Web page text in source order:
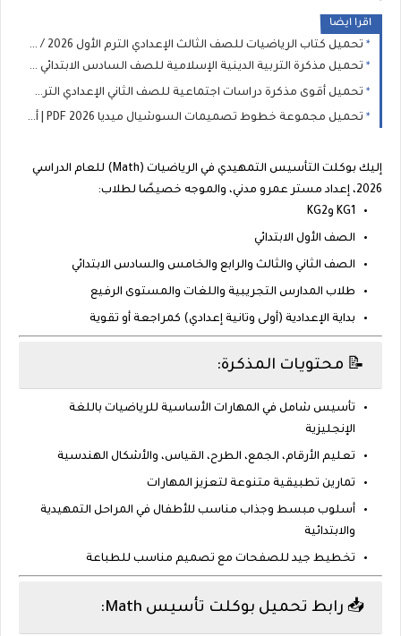
اقرا ايضا
تحميل كتاب الرياضيات للصف الثالث الإعدادي الترم الأول 2026 / 2027 PDF (المنهج الجديد)
تحميل مذكرة التربية الدينية الإسلامية للصف السادس الابتدائي الترم الأول 2027 PDF | إعداد سمير الغريب
تحميل أقوى مذكرة دراسات اجتماعية للصف الثاني الإعدادي الترم الأول 2026 PDF 📚✨
تحميل مجموعة خطوط تصميمات السوشيال ميديا 2026 PDF | أكثر من خط احترافي للمصممين 🎨
إليكبوكلت التأسيس التمهيدي في الرياضيات (Math)
للعام الدراسي
2026، إعداد مستر
عمرو مدني، والموجه خصيصًا لطلاب:
KG1 وKG2
الصف الأول الابتدائي
الصف الثاني والثالث والرابع والخامس والسادس الابتدائي
طلاب المدارس التجريبية واللغات والمستوى الرفيع
بداية الإعدادية (أولى وتانية إعدادي) كمراجعة أو تقوية
📝 محتويات المذكرة:
تأسيس شامل في المهارات الأساسية للرياضيات باللغة
الإنجليزية
تعليم الأرقام، الجمع، الطرح، القياس، والأشكال الهندسية
تمارين تطبيقية متنوعة لتعزيز المهارات
أسلوب مبسط وجذاب مناسب للأطفال في المراحل التمهيدية
والابتدائية
تخطيط جيد للصفحات مع تصميم مناسب للطباعة
📥 رابط تحميل بوكلت تأسيس Math: